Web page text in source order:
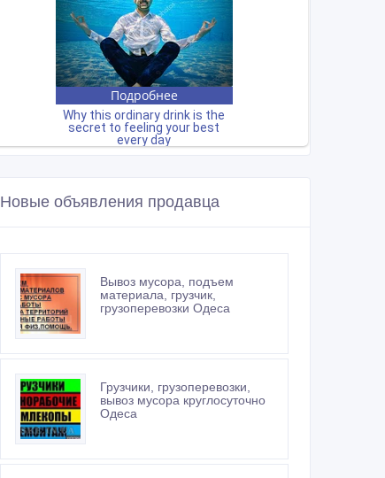
Новые объявления продавца
Вывоз мусора, подъем
материала, грузчик,
грузоперевозки Одеса
Грузчики, грузоперевозки,
вывоз мусора круглосуточно
Одеса